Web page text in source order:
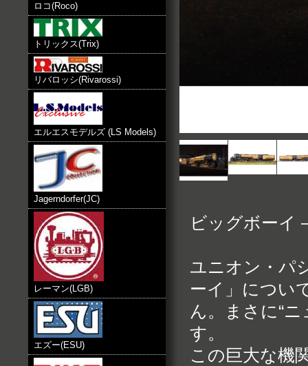
ロコ(Roco)
トリックス(Trix)
リバロッシ(Rivarossi)
エルエスモデルズ (LS Models)
Jagerndorfer(JC)
レーマン(LGB)
エズー(ESU)
ビッグボーイ
ユニオン・パ
ーイ」につい
ん。まさに“
す。
この巨大な機